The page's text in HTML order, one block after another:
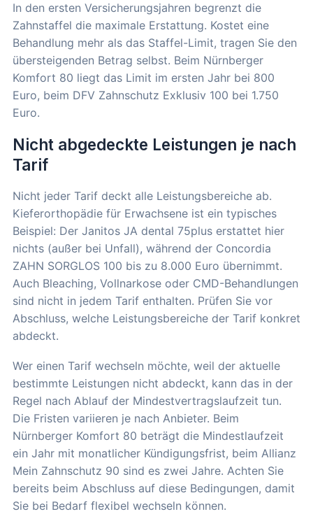
In den ersten Versicherungsjahren begrenzt die
Zahnstaffel die maximale Erstattung. Kostet eine
Behandlung mehr als das Staffel-Limit, tragen Sie den
übersteigenden Betrag selbst. Beim Nürnberger
Komfort 80 liegt das Limit im ersten Jahr bei 800
Euro, beim DFV Zahnschutz Exklusiv 100 bei 1.750
Euro.
Nicht abgedeckte Leistungen je nach
Tarif
Nicht jeder Tarif deckt alle Leistungsbereiche ab.
Kieferorthopädie für Erwachsene ist ein typisches
Beispiel: Der Janitos JA dental 75plus erstattet hier
nichts (außer bei Unfall), während der Concordia
ZAHN SORGLOS 100 bis zu 8.000 Euro übernimmt.
Auch Bleaching, Vollnarkose oder CMD-Behandlungen
sind nicht in jedem Tarif enthalten. Prüfen Sie vor
Abschluss, welche Leistungsbereiche der Tarif konkret
abdeckt.
Wer einen Tarif wechseln möchte, weil der aktuelle
bestimmte Leistungen nicht abdeckt, kann das in der
Regel nach Ablauf der Mindestvertragslaufzeit tun.
Die Fristen variieren je nach Anbieter. Beim
Nürnberger Komfort 80 beträgt die Mindestlaufzeit
ein Jahr mit monatlicher Kündigungsfrist, beim Allianz
Mein Zahnschutz 90 sind es zwei Jahre. Achten Sie
bereits beim Abschluss auf diese Bedingungen, damit
Sie bei Bedarf flexibel wechseln können.